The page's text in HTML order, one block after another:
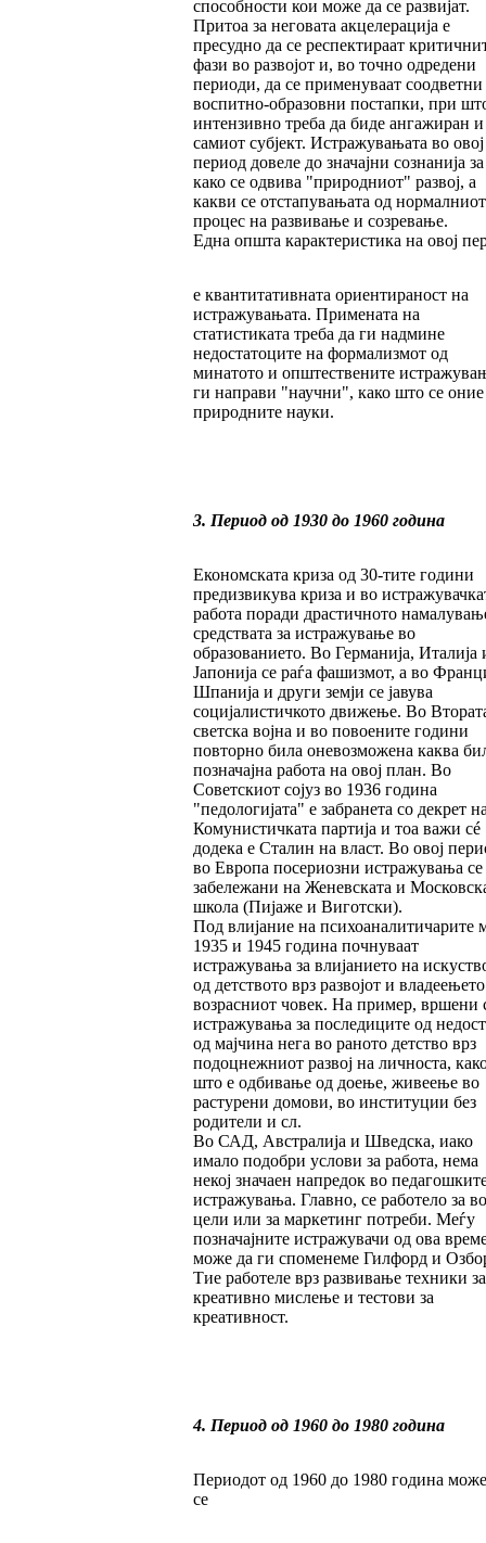
способности кои може да се развијат.
Притоа за неговата акцелерација е
пресудно да се респектираат
фази во развојот и, во точно одредени
периоди, да се применуваат соодветни
воспитно-образовни постапки, при
интензивно треба да биде ангажиран и
самиот субјект. Истражувањата во овој
период довеле до значајни сознанија
како се одвива "природниот" развој, а
какви се отстапувањата од нормалниот
процес на развивање и созревање.
Една општа карактеристика на овој
е квантитативната ориентираност на
истражувањата. Примената на
статистиката треба да ги надмине
недостатоците на формализмот од
минатото и општествените
ги направи "научни", како што се
природните науки.
3. Период од 1930 до 1960 година
Економската криза од 30-тите години
предизвикува криза и во
работа поради драстичното
средствата за истражување во
образованието. Во Германија, Италија
Јапонија се раѓа фашизмот, а во
Шпанија и други земји се јавува
социјалистичкото движење. Во
светска војна и во повоените години
повторно била оневозможена каква
позначајна работа на овој план. Во
Советскиот сојуз во 1936 година
"педологијата" е забранета со декрет
Комунистичката партија и тоа важи сé
додека е Сталин на власт. Во овој
во Европа посериозни истражувања се
забележани на Женевската и
школа (Пијаже и Виготски).
Под влијание на психоаналитичарите
1935 и 1945 година почнуваат
истражувања за влијанието на
од детството врз развојот и
возрасниот човек. На пример, вршени
истражувања за последиците од
од мајчина нега во раното детство врз
подоцнежниот развој на личноста,
што е одбивање од доење, живеење во
растурени домови, во институции без
родители и сл.
Во САД, Австралија и Шведска, иако
имало подобри услови за работа, нема
некој значаен напредок во
истражувања. Главно, се работело за
цели или за маркетинг потреби. Меѓу
позначајните истражувачи од ова
може да ги споменеме Гилфорд и
Тие работеле врз развивање техники за
креативно мислење и тестови за
креативност.
4. Период од 1960 до 1980 година
Периодот од 1960 до 1980 година
се